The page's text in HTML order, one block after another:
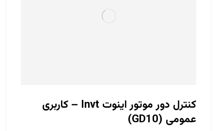
کنترل دور موتور اینوت Invt – کاربری
عمومی (GD10)